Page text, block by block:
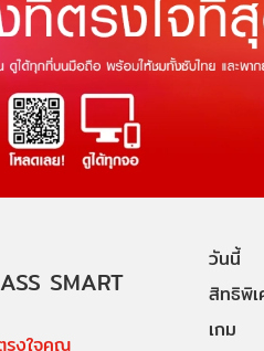
SMART
รงใจคุณ
วันนี้
สิทธิพิ
เกม